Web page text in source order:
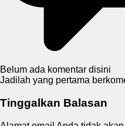
Belum ada komentar disini
Jadilah yang pertama
Tinggalkan Balasan